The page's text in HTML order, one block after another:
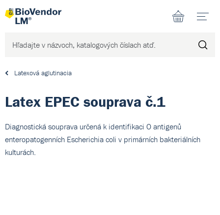
Latexová aglutinacia
Latex EPEC souprava č.1
Diagnostická souprava určená k identifikaci O antigenů
enteropatogenních Escherichia coli v primárních bakteriálních
kulturách.